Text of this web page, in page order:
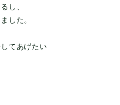
し、
した。
てあげたい